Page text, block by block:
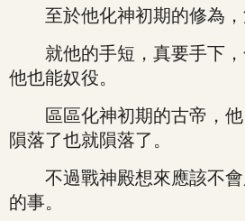
至於他化神初期的修為，
就他的手短，真要手下，
他也能奴役。
區區化神初期的古帝，他
隕落了也就隕落了。
不過戰神殿想來應該不會
的事。